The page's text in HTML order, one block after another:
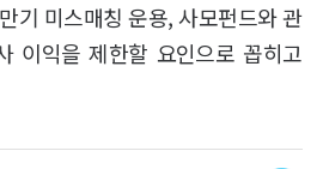
기 미스매칭 운용, 사모펀드와 관
이익을 제한할 요인으로 꼽히고